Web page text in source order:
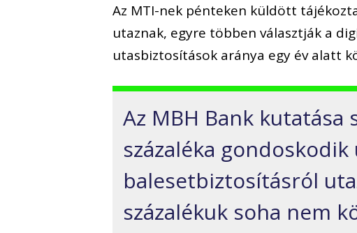
Az MTI-nek pénteken küldött
utaznak, egyre többen választják a
utasbiztosítások aránya egy év alatt
Az MBH Bank kutatása
százaléka gondoskodik
balesetbiztosításról
százalékuk soha nem